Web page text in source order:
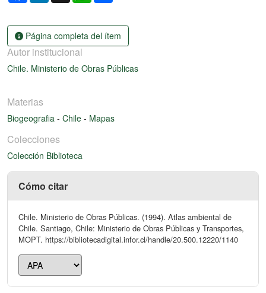
Página completa del ítem
Autor institucional
Chile. Ministerio de Obras Públicas
Materias
Biogeografia - Chile - Mapas
Colecciones
Colección Biblioteca
Cómo citar
Chile. Ministerio de Obras Públicas. (1994). Atlas ambiental de
Chile. Santiago, Chile: Ministerio de Obras Públicas y Transportes,
MOPT. https://bibliotecadigital.infor.cl/handle/20.500.12220/1140